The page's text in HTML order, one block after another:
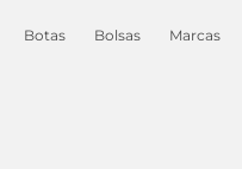
Botas Bolsas Marcas